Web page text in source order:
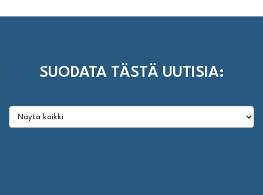
SUODATA TÄSTÄ UUTISIA: